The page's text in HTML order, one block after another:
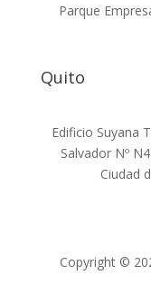
Parque
Quito
Edificio Suyana
Salvador Nº
Ciudad
Copyright ©